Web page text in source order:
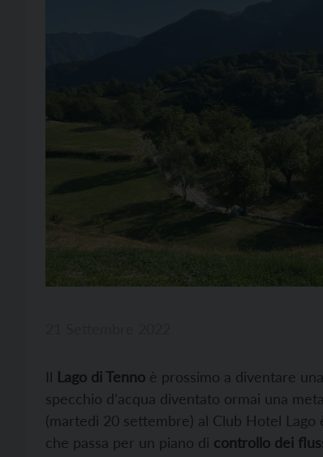
Il Lago di Tenno è prossimo a diventare una
specchio d’acqua diventato ormai una
(martedì 20 settembre) al Club Hotel Lago
che passa per un piano di controllo dei